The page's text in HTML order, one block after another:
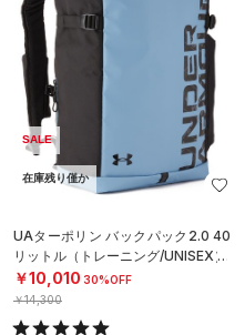
SALE
在庫残り僅か
UAターポリン バックパック2.0 40
リットル（トレーニング/UNISEX）
￥10,010 30%OFF
￥14,300